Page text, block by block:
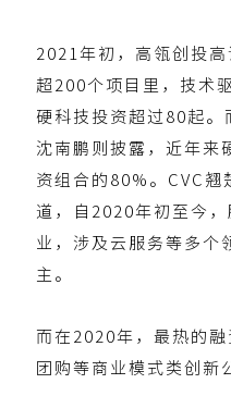
2021年初，高瓴创投
超200个项目里，技术
硬科技投资超过80起。
沈南鹏则披露，近年来
资组合的80%。CVC翘
道，自2020年初至今
业，涉及云服务等多个
主。
而在2020年，最热的
团购等商业模式类创新